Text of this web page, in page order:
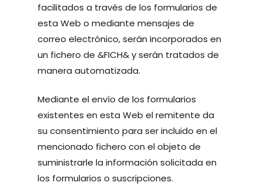
facilitados a través de los formularios de
esta Web o mediante mensajes de
correo electrónico, serán incorporados en
un fichero de &FICH& y serán tratados de
manera automatizada.
Mediante el envío de los formularios
existentes en esta Web el remitente da
su consentimiento para ser incluido en el
mencionado fichero con el objeto de
suministrarle la información solicitada en
los formularios o suscripciones.